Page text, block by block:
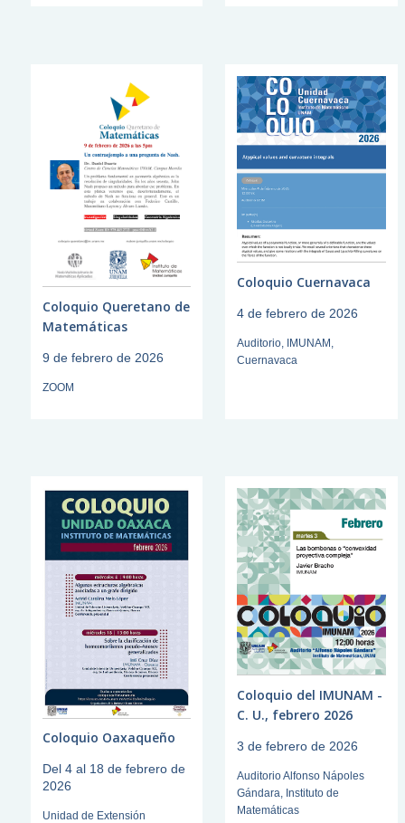
Coloquio Queretano de
Matemáticas
9 de febrero de 2026
ZOOM
Coloquio Cuernavaca
4 de febrero de 2026
Auditorio, IMUNAM,
Cuernavaca
Coloquio Oaxaqueño
Del 4 al 18 de febrero de
2026
Unidad de Extensión
Coloquio del IMUNAM -
C. U., febrero 2026
3 de febrero de 2026
Auditorio Alfonso Nápoles
Gándara, Instituto de
Matemáticas